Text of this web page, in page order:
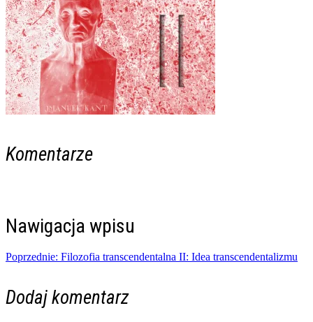
Komentarze
Nawigacja wpisu
Poprzednie: Filozofia transcendentalna II: Idea transcendentalizmu
Dodaj komentarz